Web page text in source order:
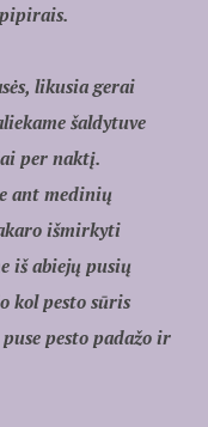
likusia gerai
šaldytuve
per naktį.
ant medinių
išmirkyti
iš abiejų pusių
kol pesto sūris
pesto padažo ir